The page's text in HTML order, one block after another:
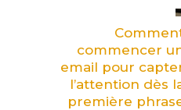
commencer
email pour
l’attention dès
première